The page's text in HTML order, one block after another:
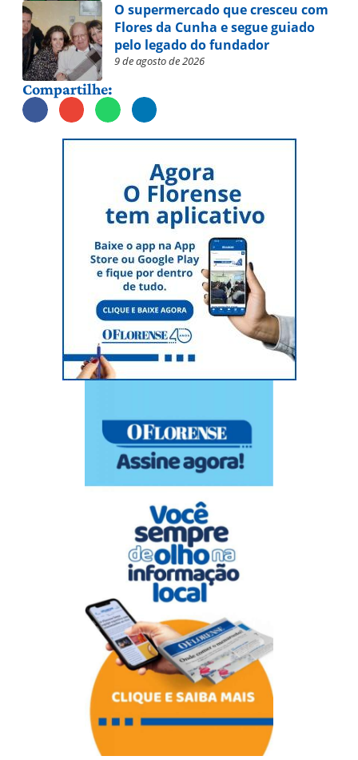
O supermercado que cresceu com
Flores da Cunha e segue guiado
pelo legado do fundador
9 de agosto de 2026
Compartilhe: